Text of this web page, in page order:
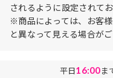
されるように設定されてお
※商品によっては、お客
と異なって見える場合が
平日16:00ま